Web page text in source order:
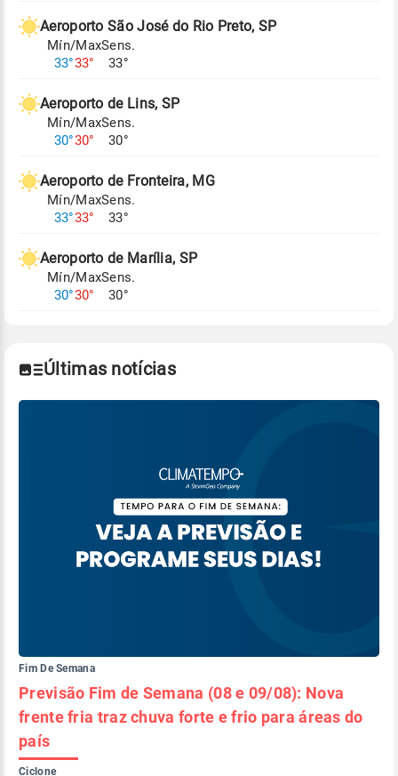
Aeroporto São José do Rio Preto, SP
Mín/Max
33°33°
Sens.
33°
Aeroporto de Lins, SP
Mín/Max
30°30°
Sens.
30°
Aeroporto de Fronteira, MG
Mín/Max
33°33°
Sens.
33°
Aeroporto de Marília, SP
Mín/Max
30°30°
Sens.
30°
Últimas notícias
Fim De Semana
Previsão Fim de Semana (08 e 09/08): Nova
frente fria traz chuva forte e frio para áreas do
país
Ciclone